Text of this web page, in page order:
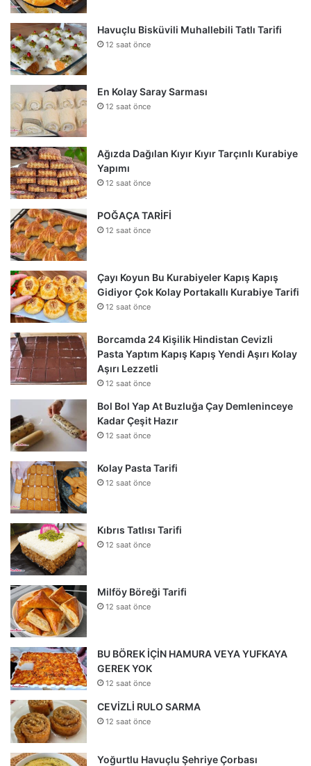
Havuçlu Bisküvili Muhallebili Tatlı Tarifi
12 saat önce
En Kolay Saray Sarması
12 saat önce
Ağızda Dağılan Kıyır Kıyır Tarçınlı Kurabiye
Yapımı
12 saat önce
POĞAÇA TARİFİ
12 saat önce
Çayı Koyun Bu Kurabiyeler Kapış Kapış
Gidiyor Çok Kolay Portakallı Kurabiye Tarifi
12 saat önce
Borcamda 24 Kişilik Hindistan Cevizli
Pasta Yaptım Kapış Kapış Yendi Aşırı Kolay
Aşırı Lezzetli
12 saat önce
Bol Bol Yap At Buzluğa Çay Demleninceye
Kadar Çeşit Hazır
12 saat önce
Kolay Pasta Tarifi
12 saat önce
Kıbrıs Tatlısı Tarifi
12 saat önce
Milföy Böreği Tarifi
12 saat önce
BU BÖREK İÇİN HAMURA VEYA YUFKAYA
GEREK YOK
12 saat önce
CEVİZLİ RULO SARMA
12 saat önce
Yoğurtlu Havuçlu Şehriye Çorbası